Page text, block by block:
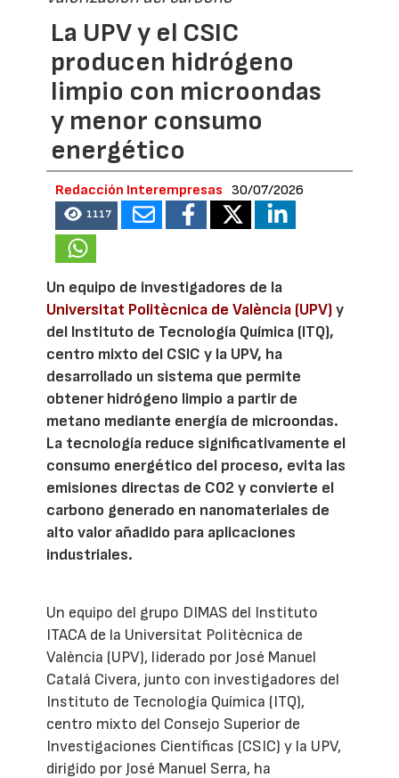
La UPV y el CSIC
producen hidrógeno
limpio con microondas
y menor consumo
energético
Redacción Interempresas 30/07/2026
1117
Un equipo de investigadores de la
Universitat Politècnica de València (UPV)y
del Instituto de Tecnología Química (ITQ),
centro mixto del CSIC y la UPV, ha
desarrollado un sistema que permite
obtener hidrógeno limpio a partir de
metano mediante energía de microondas.
La tecnología reduce significativamente el
consumo energético del proceso, evita las
emisiones directas de CO2 y convierte el
carbono generado en nanomateriales de
alto valor añadido para aplicaciones
industriales.
Un equipo del grupo DIMAS del Instituto
ITACA de la Universitat Politècnica de
València (UPV), liderado por José Manuel
Catalá Civera, junto con investigadores del
Instituto de Tecnología Química (ITQ),
centro mixto del Consejo Superior de
Investigaciones Científicas (CSIC) y la UPV,
dirigido por José Manuel Serra, ha